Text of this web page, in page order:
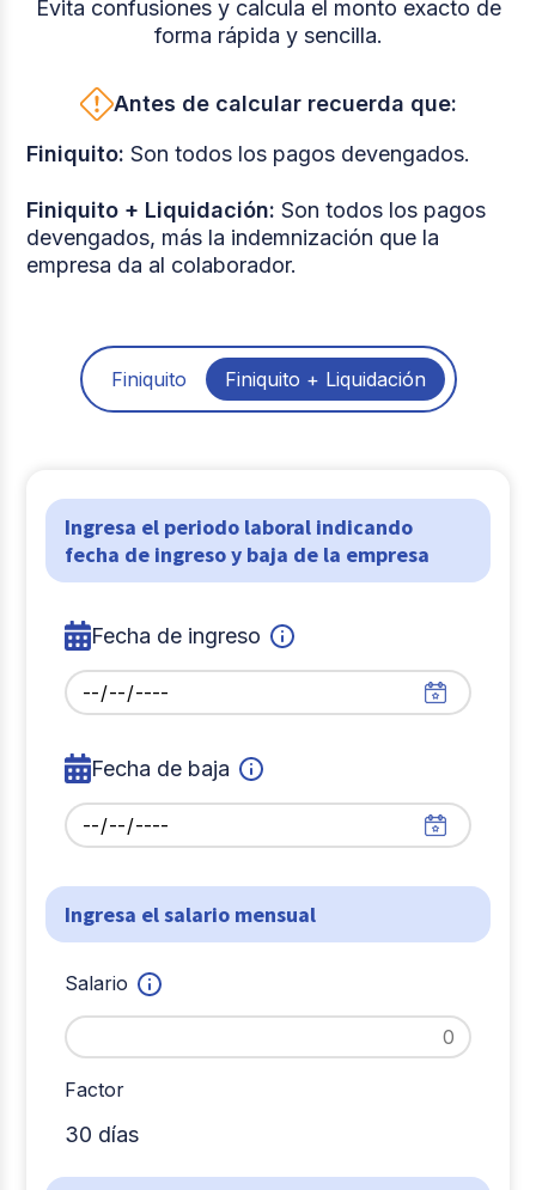
Evita confusiones y calcula el monto exacto de
forma rápida y sencilla.
Antes de calcular recuerda que:
Finiquito: Son todos los pagos devengados.
Finiquito + Liquidación: Son todos los pagos
devengados, más la indemnización que la
empresa da al colaborador.
Finiquito Finiquito + Liquidación
Ingresa el periodo laboral indicando
fecha de ingreso y baja de la empresa
Fecha de ingreso
Fecha de baja
Ingresa el salario mensual
Salario
Factor
30 días